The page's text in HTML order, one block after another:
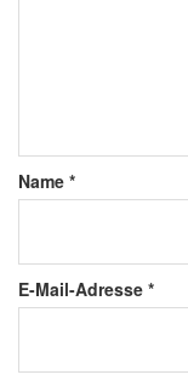
Name *
E-Mail-Adresse *